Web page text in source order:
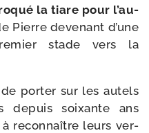
la tiare pour l’au­
Pierre deve­nant d’une
stade vers la
por­ter sur les autels
depuis soixante ans
recon­naître leurs ver­